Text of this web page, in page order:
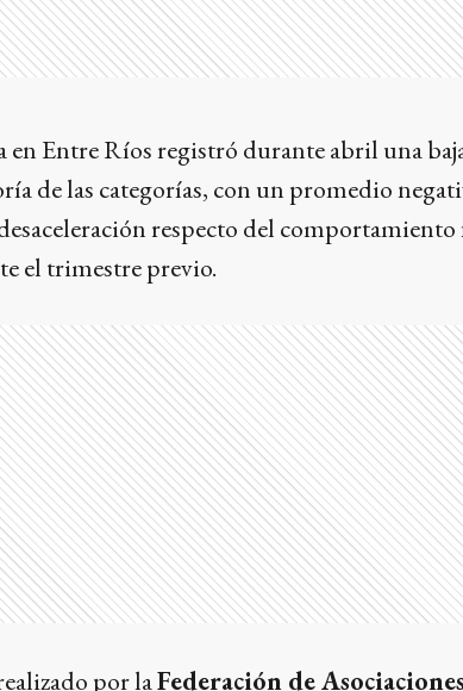
en Entre Ríos registró durante abril una
de las categorías, con un promedio
respecto del comportamiento
el trimestre previo.
por laFederación de